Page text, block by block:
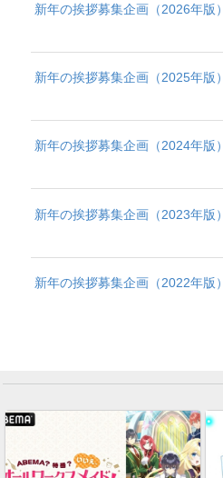
新年の挨拶募集企画（2026年版）
新年の挨拶募集企画（2025年版）
新年の挨拶募集企画（2024年版）
新年の挨拶募集企画（2023年版）
新年の挨拶募集企画（2022年版）